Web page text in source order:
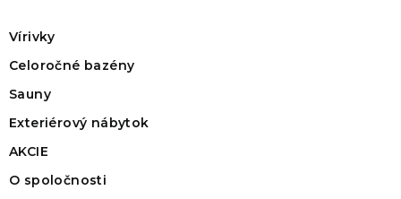
Vírivky
Celoročné bazény
Sauny
Exteriérový nábytok
AKCIE
O spoločnosti